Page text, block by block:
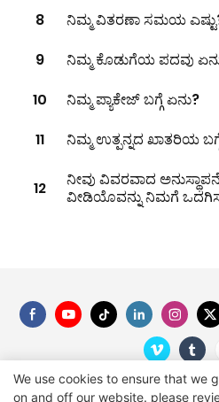
8
ನಿಮ್ಮ ವಿತರಣಾ ಸಮಯ
9
ನಿಮ್ಮ ಕೊಡುಗೆಯ ಪದವು
10
ನಿಮ್ಮ ಪ್ಯಾಕೇಜ್ ಬಗ್ಗೆ ಏನು?
11
ನಿಮ್ಮ ಉತ್ಪನ್ನದ ಖಾತರಿಯ
12
ನೀವು ವಿವರವಾದ
ವೀಡಿಯೊವನ್ನು ನಿಮಗೆ
We use cookies to ensure that we
on and off our website. please